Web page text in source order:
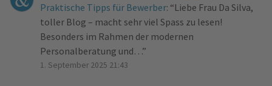
Praktische Tipps für Bewerber: “Liebe Frau Da Silva,
toller Blog – macht sehr viel Spass zu lesen!
Besonders im Rahmen der modernen
Personalberatung und… ”
1. September 2025 21:43